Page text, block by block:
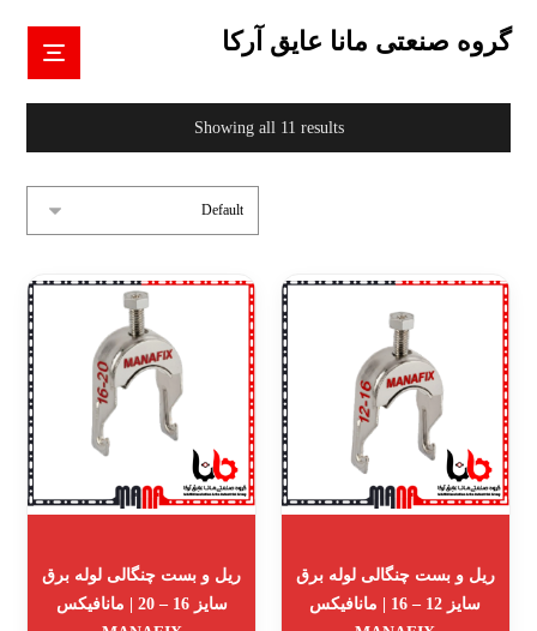
گروه صنعتی مانا عایق آرکا
Showing all 11 results
ریل و بست چنگالی لوله برق
سایز 12 – 16 | مانافیکس
ریل و بست چنگالی لوله برق
سایز 16 – 20 | مانافیکس